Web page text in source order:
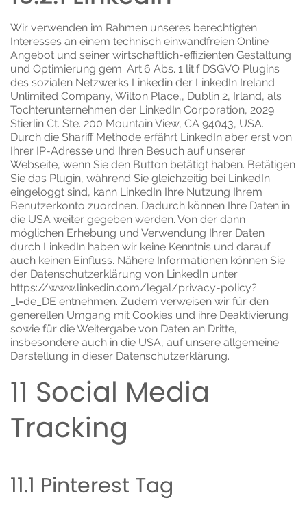
Wir verwenden im Rahmen unseres berechtigten
Interesses an einem technisch einwandfreien Online
Angebot und seiner wirtschaftlich-effizienten Gestaltung
und Optimierung gem. Art.6 Abs. 1 lit.f DSGVO Plugins
des sozialen Netzwerks Linkedin der LinkedIn Ireland
Unlimited Company, Wilton Place,, Dublin 2, Irland, als
Tochterunternehmen der LinkedIn Corporation, 2029
Stierlin Ct. Ste. 200 Mountain View, CA 94043, USA.
Durch die Shariff Methode erfährt LinkedIn aber erst von
Ihrer IP-Adresse und Ihren Besuch auf unserer
Webseite, wenn Sie den Button betätigt haben. Betätigen
Sie das Plugin, während Sie gleichzeitig bei LinkedIn
eingeloggt sind, kann LinkedIn Ihre Nutzung Ihrem
Benutzerkonto zuordnen. Dadurch können Ihre Daten in
die USA weiter gegeben werden. Von der dann
möglichen Erhebung und Verwendung Ihrer Daten
durch LinkedIn haben wir keine Kenntnis und darauf
auch keinen Einfluss. Nähere Informationen können Sie
der Datenschutzerklärung von LinkedIn unter
https://www.linkedin.com/legal/privacy-policy?
_l=de_DE entnehmen. Zudem verweisen wir für den
generellen Umgang mit Cookies und ihre Deaktivierung
sowie für die Weitergabe von Daten an Dritte,
insbesondere auch in die USA, auf unsere allgemeine
Darstellung in dieser Datenschutzerklärung.
11 Social Media
Tracking
11.1 Pinterest Tag